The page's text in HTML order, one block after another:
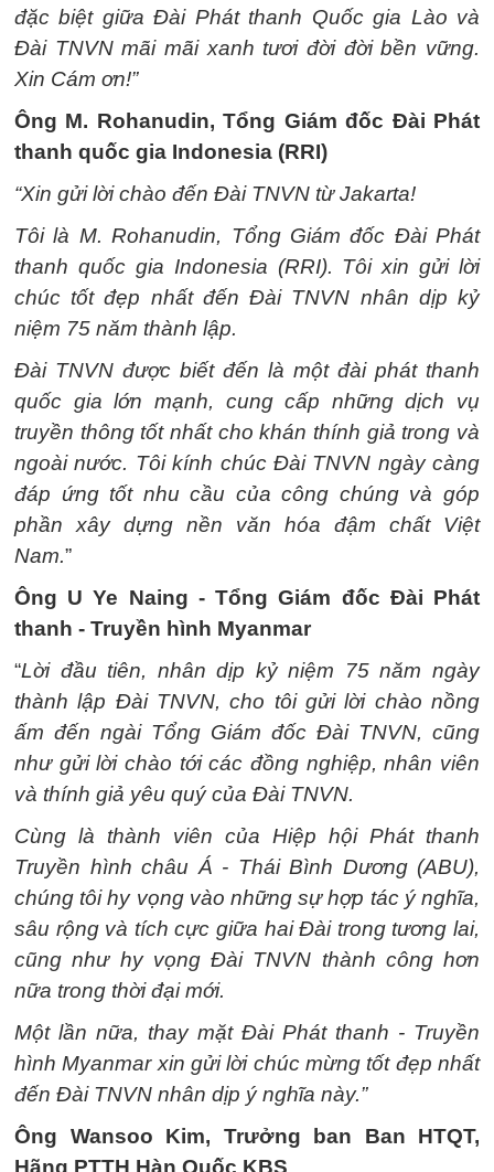
đặc biệt giữa Đài Phát thanh Quốc gia Lào và
Đài TNVN mãi mãi xanh tươi đời đời bền vững.
Xin Cám ơn!”
Ông M. Rohanudin, Tổng Giám đốc Đài Phát
thanh quốc gia Indonesia (RRI)
“Xin gửi lời chào đến Đài TNVN từ Jakarta!
Tôi là M. Rohanudin, Tổng Giám đốc Đài Phát
thanh quốc gia Indonesia (RRI). Tôi xin gửi lời
chúc tốt đẹp nhất đến Đài TNVN nhân dịp kỷ
niệm 75 năm thành lập.
Đài TNVN được biết đến là một đài phát thanh
quốc gia lớn mạnh, cung cấp những dịch vụ
truyền thông tốt nhất cho khán thính giả trong và
ngoài nước. Tôi kính chúc Đài TNVN ngày càng
đáp ứng tốt nhu cầu của công chúng và góp
phần xây dựng nền văn hóa đậm chất Việt
Nam.”
Ông U Ye Naing - Tổng Giám đốc Đài Phát
thanh - Truyền hình Myanmar
“Lời đầu tiên, nhân dịp kỷ niệm 75 năm ngày
thành lập Đài TNVN, cho tôi gửi lời chào nồng
ấm đến ngài Tổng Giám đốc Đài TNVN, cũng
như gửi lời chào tới các đồng nghiệp, nhân viên
và thính giả yêu quý của Đài TNVN.
Cùng là thành viên của Hiệp hội Phát thanh
Truyền hình châu Á - Thái Bình Dương (ABU),
chúng tôi hy vọng vào những sự hợp tác ý nghĩa,
sâu rộng và tích cực giữa hai Đài trong tương lai,
cũng như hy vọng Đài TNVN thành công hơn
nữa trong thời đại mới.
Một lần nữa, thay mặt Đài Phát thanh - Truyền
hình Myanmar xin gửi lời chúc mừng tốt đẹp nhất
đến Đài TNVN nhân dịp ý nghĩa này.”
Ông Wansoo Kim, Trưởng ban Ban HTQT,
Hãng PTTH Hàn Quốc KBS